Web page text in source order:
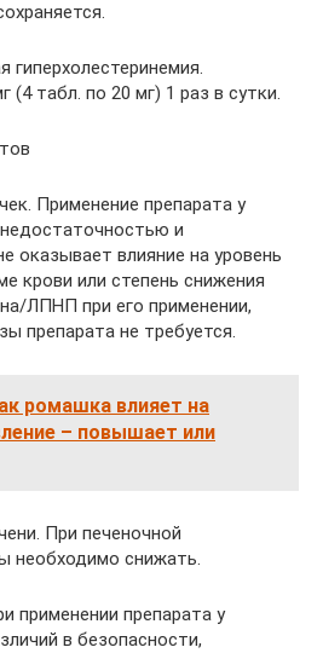
гиперхолестеринемия.
(4 табл. по 20 мг) 1 раз в сутки.
Применение препарата у
и
оказывает влияние на уровень
крови или степень снижения
ЛПНП при его применении,
препарата не требуется.
ромашка влияет на
– повышает или
При печеночной
необходимо снижать.
применении препарата у
в безопасности,